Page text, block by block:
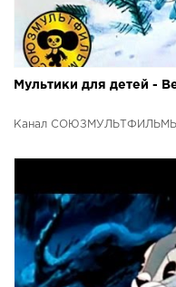
Мультики для детей -
Канал СОЮЗМУЛЬТФИЛЬМЫ